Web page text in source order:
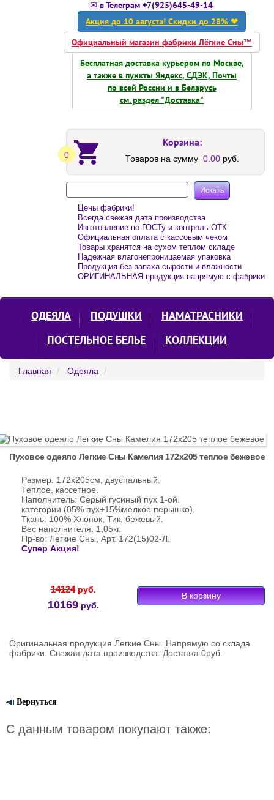
✉ в Телеграм +7(925)645-49-14
Акция до 10 августа! Скидки до 28% ❤
Официальный магазин фабрики Лёгкие Сны™
Бесплатная доставка курьером по Москве,
а также в пункты Яндекс, СДЭК, Почты
по всей России и в Беларусь
см. раздел "Доставка"
0
Корзина:
Товаров на сумму 0.00 руб.
Цены фабрики!
Всегда свежая дата производства
Изготовление по ГОСТу и контроль ОТК
Официальная оплата с кассовым чеком
Товары хранятся на сухом теплом складе
Надежная влагонепроницаемая упаковка
Продукция без запаха сырости и влажности
ОРИГИНАЛЬНАЯ продукция напрямую с фабрики
ОДЕЯЛА ПОДУШКИ
НАМАТРАСНИКИ
ПОСТЕЛЬНОЕ БЕЛЬЕ
КОЛЛЕКЦИИ
Главная Одеяла
Пуховое одеяло Легкие Сны Камелия 172х205 теплое бежевое
Размер: 172х205см, двуспальный.
Теплое, кассетное.
Наполнитель: Серый гусиный пух 1-ой.
категории (85% пух+15%мелкое перышко).
Ткань: 100% Хлопок, Тик, бежевый.
Вес наполнителя: 1,05кг.
Пр-во: Легкие Сны, Арт. 172(15)02-Л.
Супер Акция!
14124руб.
10169руб.
Оригинальная продукция Легкие Сны. Напрямую со склада
фабрики. Свежая дата производства. Доставка 0руб.
Вернуться
С данным товаром покупают также: